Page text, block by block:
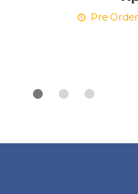
Pre Order